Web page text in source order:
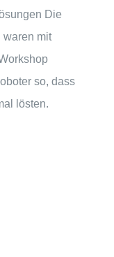
Die
waren mit
so, dass
lösten.